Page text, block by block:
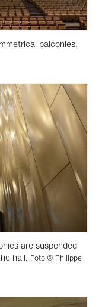
balconies.
are suspended
hall. Foto © Philippe